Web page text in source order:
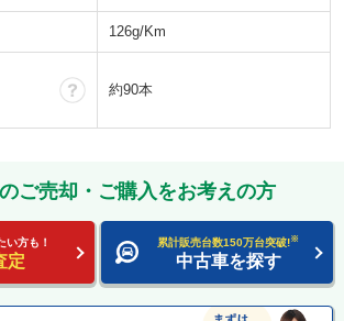
126g/Km
？約90本
ご売却・ご購入をお考えの方
い方も！
定
累計販売台数150万台突破!※
中古車を探す